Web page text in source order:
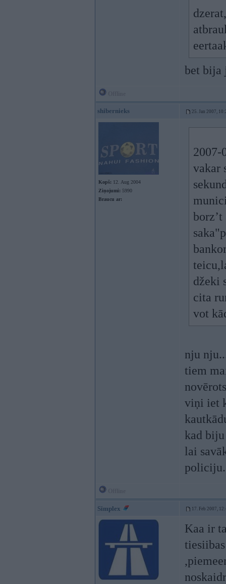
bet bija
shibernieks 25. Jan 2007,
Kopš: 12. Aug 2004
Ziņojumi: 5990
Braucu ar:
2007-
vakar
džeki
cita
vot
nju
tiem
viņi iet
kad
lai
Simplex 17. Feb 2007,
Kaa ir